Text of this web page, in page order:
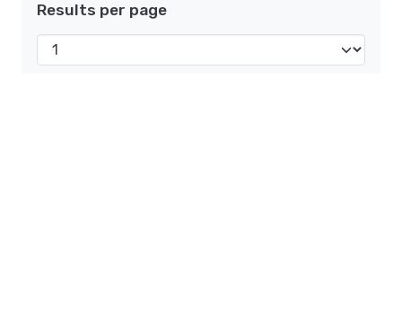
Results per page